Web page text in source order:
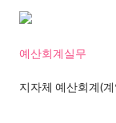
예산회계실무
지자체 예산회계(